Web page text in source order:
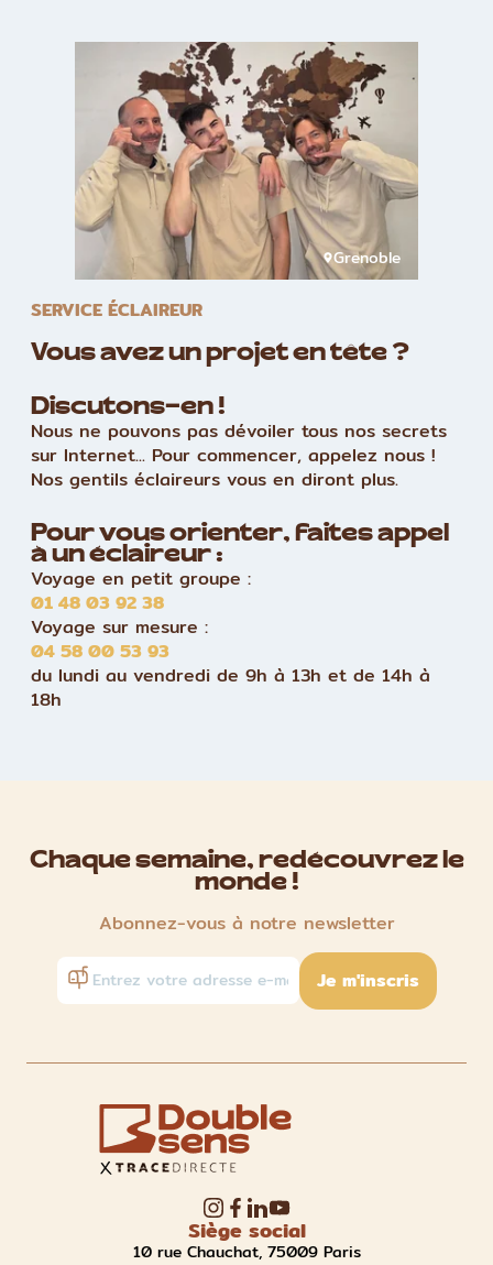
Grenoble
SERVICE ÉCLAIREUR
Vous avez un projet en tête ?
Discutons-en !
Nous ne pouvons pas dévoiler tous nos secrets
sur Internet... Pour commencer, appelez nous !
Nos gentils éclaireurs vous en diront plus.
Pour vous orienter, faites appel
à un éclaireur :
Voyage en petit groupe :
01 48 03 92 38
Voyage sur mesure :
04 58 00 53 93
du lundi au vendredi de 9h à 13h et de 14h à
18h
Chaque semaine, redécouvrez le
monde !
Abonnez-vous à notre newsletter
Je m'inscris
Siège social
10 rue Chauchat, 75009 Paris